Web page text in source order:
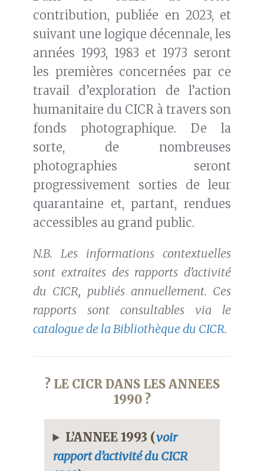
contribution, publiée en 2023, et
suivant une logique décennale, les
années 1993, 1983 et 1973 seront
les premières concernées par ce
travail d’exploration de l’action
humanitaire du CICR à travers son
fonds photographique. De la
sorte, de nombreuses
photographies seront
progressivement sorties de leur
quarantaine et, partant, rendues
accessibles au grand public.
N.B. Les informations contextuelles
sont extraites des rapports d’activité
du CICR, publiés annuellement. Ces
rapports sont consultables via le
catalogue de la Bibliothèque du CICR.
? LE CICR DANS LES ANNEES
1990 ?
L’ANNEE 1993 (voir
rapport d’activité du CICR